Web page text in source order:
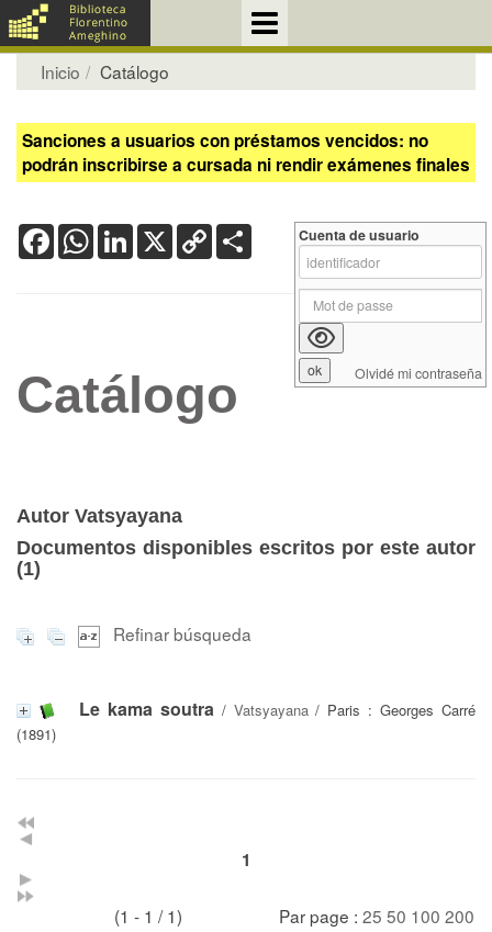
Inicio Catálogo
Sanciones a usuarios con préstamos vencidos: no
podrán inscribirse a cursada ni rendir exámenes finales
FacebookWhatsApp
LinkedIn
X Copy
Link
Catálogo
Autor Vatsyayana
Documentos disponibles escritos por este autor
(1)
Refinar búsqueda
Le kama soutra/ Vatsyayana/ Paris : Georges Carré
(1891)
1
(1 - 1 / 1) Par page : 25 50 100 200
Cuenta de usuario
Olvidé mi contraseña